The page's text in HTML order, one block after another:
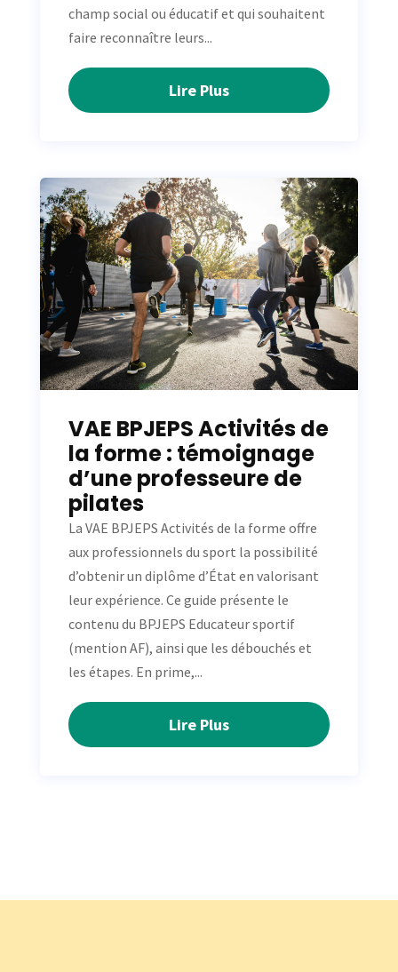
champ social ou éducatif et qui souhaitent
faire reconnaître leurs...
Lire Plus
VAE BPJEPS Activités de
la forme : témoignage
d’une professeure de
pilates
La VAE BPJEPS Activités de la forme offre
aux professionnels du sport la possibilité
d’obtenir un diplôme d’État en valorisant
leur expérience. Ce guide présente le
contenu du BPJEPS Educateur sportif
(mention AF), ainsi que les débouchés et
les étapes. En prime,...
Lire Plus